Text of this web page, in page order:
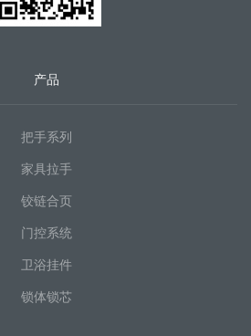
产品
把手系列
家具拉手
铰链合页
门控系统
卫浴挂件
锁体锁芯